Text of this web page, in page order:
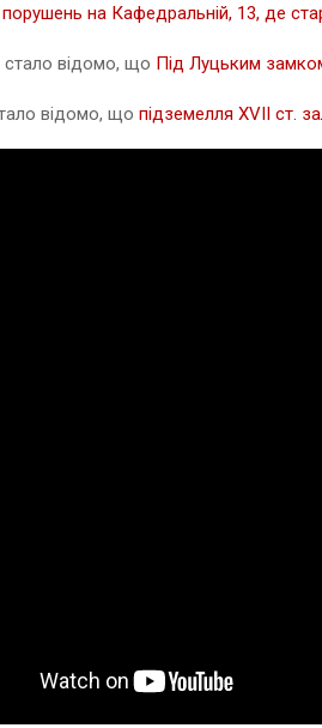
на Кафедральній, 13, де
стало відомо, що Під Луцьким
відомо, що підземелля XVII ст.